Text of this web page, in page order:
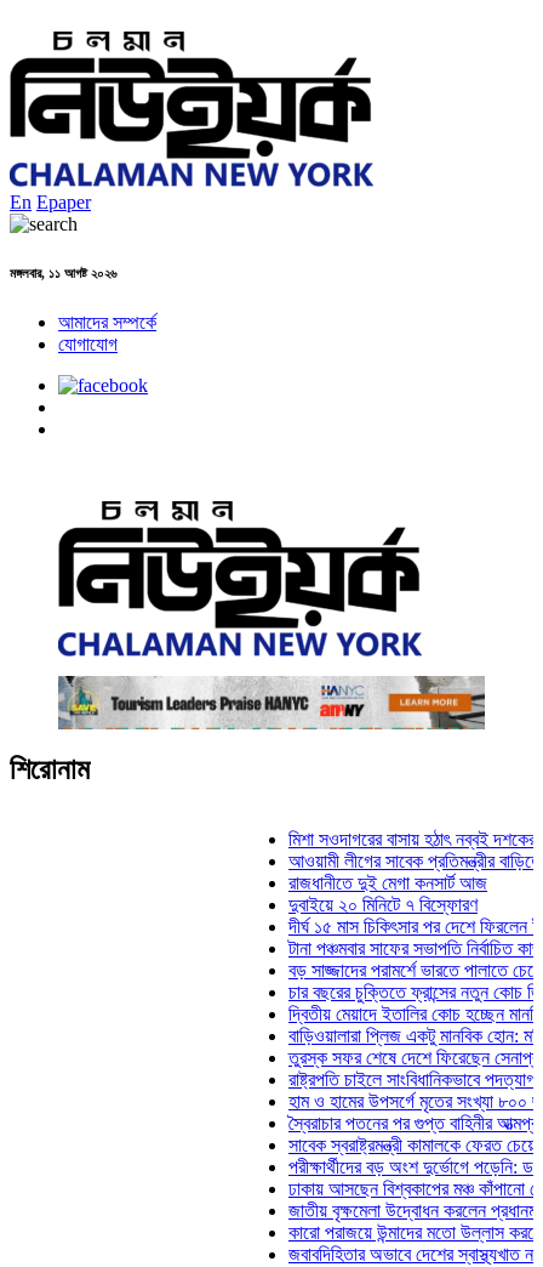
En Epaper
মঙ্গলবার, ১১ আগষ্ট ২০২৬
আমাদের সম্পর্কে
যোগাযোগ
শিরোনাম
মিশা সওদাগরের বাসায় হঠাৎ নব্বই দশকের তিন
আওয়ামী লীগের সাবেক প্রতিমন্ত্রীর বাড়িতে
রাজধানীতে দুই মেগা কনসার্ট আজ
দুবাইয়ে ২০ মিনিটে ৭ বিস্ফোরণ
দীর্ঘ ১৫ মাস চিকিৎসার পর দেশে ফিরলেন ইলিয়াস
টানা পঞ্চমবার সাফের সভাপতি নির্বাচিত কাজী
বড় সাজ্জাদের পরামর্শে ভারতে পালাতে
চার বছরের চুক্তিতে ফ্রান্সের নতুন কোচ জিদান
দ্বিতীয় মেয়াদে ইতালির কোচ হচ্ছেন মানচিনি
বাড়িওয়ালারা প্লিজ একটু মানবিক হোন: মনিরা মিঠু
তুরস্ক সফর শেষে দেশে ফিরেছেন সেনাপ্রধান
রাষ্ট্রপতি চাইলে সাংবিধানিকভাবে পদত্যাগ করতে
হাম ও হামের উপসর্গে মৃতের সংখ্যা ৮০০ ছাড়াল
স্বৈরাচার পতনের পর গুপ্ত বাহিনীর আত্মপ্রকাশ:
সাবেক স্বরাষ্ট্রমন্ত্রী কামালকে ফেরত চেয়ে
পরীক্ষার্থীদের বড় অংশ দুর্ভোগে পড়েনি: ড. মাহ্‌দী
ঢাকায় আসছেন বিশ্বকাপের মঞ্চ কাঁপানো সেই
জাতীয় বৃক্ষমেলা উদ্বোধন করলেন প্রধানমন্ত্রী
কারো পরাজয়ে উন্মাদের মতো উল্লাস করতে হয়
জবাবদিহিতার অভাবে দেশের স্বাস্থ্যখাত নানা